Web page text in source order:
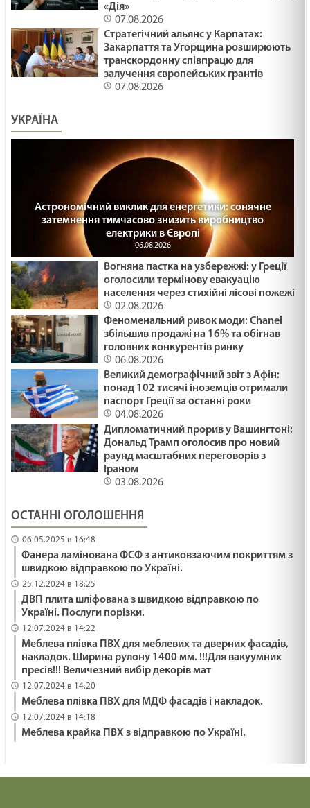
«Дія»
07.08.2026
Стратегічний альянс у Карпатах:
Закарпаття та Угорщина розширюють
транскордонну співпрацю для
залучення європейських грантів
07.08.2026
УКРАЇНА
Астрономічний виклик для енергетики: сонячне
затемнення тимчасово знизить виробництво
електрики в Європі
06.08.2026
Вогняна пастка на узбережжі: у Греції
оголосили термінову евакуацію
населення через стихійні лісові пожежі
02.08.2026
Феноменальний ривок моди: Chanel
збільшив продажі на 16% та обігнав
головних конкурентів ринку
06.08.2026
Великий демографічний звіт з Афін:
понад 102 тисячі іноземців отримали
паспорт Греції за останні роки
04.08.2026
Дипломатичний прорив у Вашингтоні:
Дональд Трамп оголосив про новий
раунд масштабних переговорів з
Іраном
03.08.2026
ОСТАННІ ОГОЛОШЕННЯ
06.05.2025 в 16:48
Фанера ламінована ФСФ з антиковзаючим покриттям з
швидкою відправкою по Україні.
25.12.2024 в 18:25
ДВП плита шліфована з швидкою відправкою по
Україні. Послуги порізки.
12.07.2024 в 14:22
Меблева плівка ПВХ для меблевих та дверних фасадів,
накладок. Ширина рулону 1400 мм. !!!Для вакуумних
пресів!!! Величезний вибір декорів мат
12.07.2024 в 14:20
Меблева плівка ПВХ для МДФ фасадів і накладок.
12.07.2024 в 14:18
Меблева крайка ПВХ з відправкою по Україні.